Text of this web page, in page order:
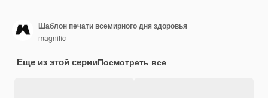
Шаблон печати всемирного дня здоровья
magnific
Еще из этой серииПосмотреть все